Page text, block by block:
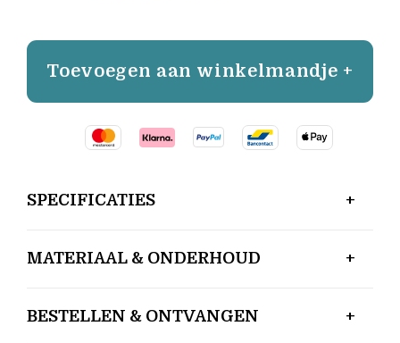
Toevoegen aan winkelmandje +
SPECIFICATIES
MATERIAAL & ONDERHOUD
BESTELLEN & ONTVANGEN